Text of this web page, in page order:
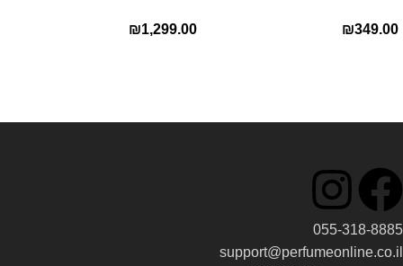
E.D.P 80ml ‏
₪349.00
₪1,299.00
055-318-8885
support@perfumeonline.co.il